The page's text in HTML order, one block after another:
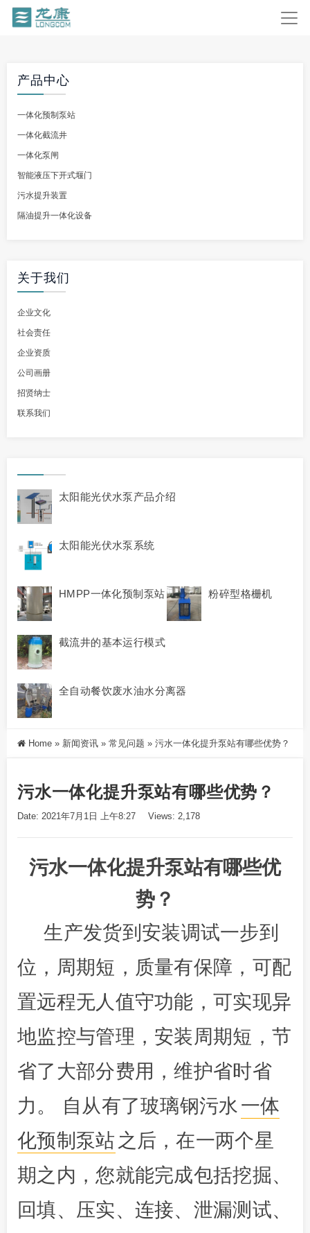
产品中心
一体化预制泵站
一体化截流井
一体化泵闸
智能液压下开式堰门
污水提升装置
隔油提升一体化设备
关于我们
企业文化
社会责任
企业资质
公司画册
招贤纳士
联系我们
太阳能光伏水泵产品介绍
太阳能光伏水泵系统
HMPP一体化预制泵站 粉碎型格栅机
截流井的基本运行模式
全自动餐饮废水油水分离器
Home » 新闻资讯 » 常见问题 » 污水一体化提升泵站有哪些优势？
污水一体化提升泵站有哪些优势？
Date: 2021年7月1日 上午8:27 Views: 2,178
污水一体化提升泵站有哪些优
势？
生产发货到安装调试一步到
位，周期短，质量有保障，可配
置远程无人值守功能，可实现异
地监控与管理，安装周期短，节
省了大部分费用，维护省时省
力。 自从有了玻璃钢污水一体
化预制泵站 之后，在一两个星
期之内，您就能完成包括挖掘、
回填、压实、连接、泄漏测试、